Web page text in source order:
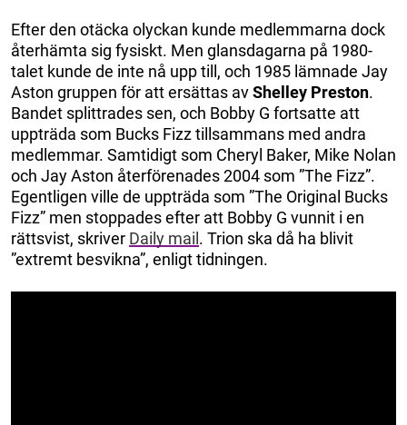
Efter den otäcka olyckan kunde medlemmarna dock
återhämta sig fysiskt. Men glansdagarna på 1980-
talet kunde de inte nå upp till, och 1985 lämnade Jay
Aston gruppen för att ersättas avShelley Preston.
Bandet splittrades sen, och Bobby G fortsatte att
uppträda som Bucks Fizz tillsammans med andra
medlemmar. Samtidigt som Cheryl Baker, Mike Nolan
och Jay Aston återförenades 2004 som ”The Fizz”.
Egentligen ville de uppträda som ”The Original Bucks
Fizz” men stoppades efter att Bobby G vunnit i en
rättsvist, skriver Daily mail . Trion ska då ha blivit
”extremt besvikna”, enligt tidningen.